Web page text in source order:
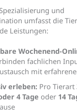
Spezialisierung und
umfasst die
Leistungen:
Wochenend-
fachlichen
mit
erleben: Pro Tierart
4 Tage oder 14